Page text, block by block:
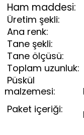
Ham maddesi:
Üretim şekli:
Ana renk:
Tane şekli:
Tane ölçüsü:
Toplam uzunluk:
Püskül
malzemesi:
Paket içeriği: